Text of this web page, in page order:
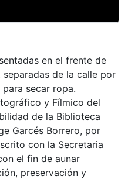
en el frente de
separadas de la calle por
secar ropa.
y Fílmico del
de la Biblioteca
Garcés Borrero, por
con la Secretaria
el fin de aunar
preservación y